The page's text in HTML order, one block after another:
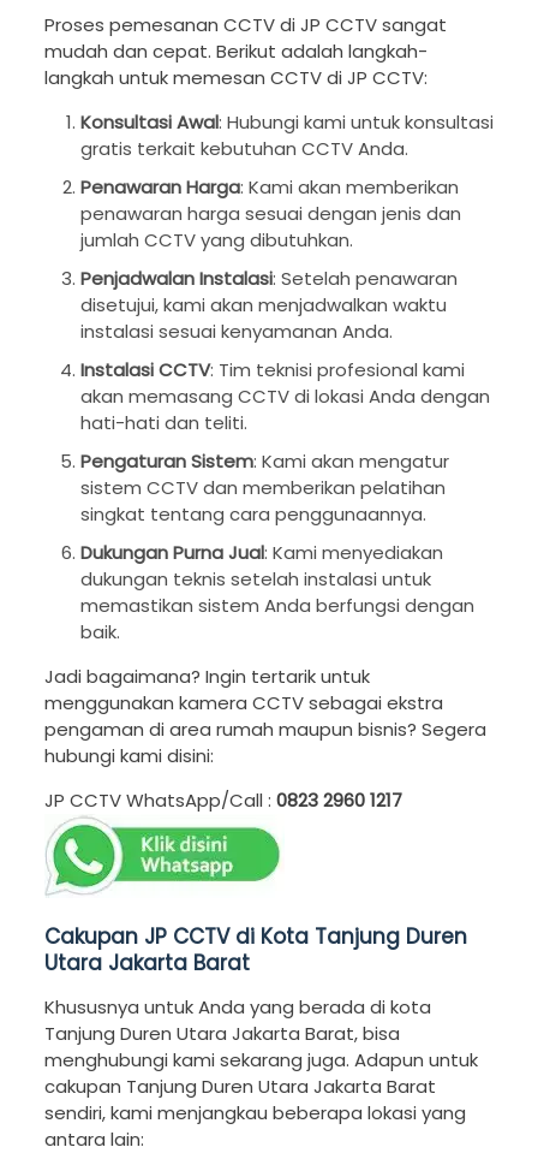
Proses pemesanan CCTV di JP CCTV sangat
mudah dan cepat. Berikut adalah langkah-
langkah untuk memesan CCTV di JP CCTV:
Konsultasi Awal: Hubungi kami untuk konsultasi
gratis terkait kebutuhan CCTV Anda.
Penawaran Harga: Kami akan memberikan
penawaran harga sesuai dengan jenis dan
jumlah CCTV yang dibutuhkan.
Penjadwalan Instalasi: Setelah penawaran
disetujui, kami akan menjadwalkan waktu
instalasi sesuai kenyamanan Anda.
Instalasi CCTV: Tim teknisi profesional kami
akan memasang CCTV di lokasi Anda dengan
hati-hati dan teliti.
Pengaturan Sistem: Kami akan mengatur
sistem CCTV dan memberikan pelatihan
singkat tentang cara penggunaannya.
Dukungan Purna Jual: Kami menyediakan
dukungan teknis setelah instalasi untuk
memastikan sistem Anda berfungsi dengan
baik.
Jadi bagaimana? Ingin tertarik untuk
menggunakan kamera CCTV sebagai ekstra
pengaman di area rumah maupun bisnis? Segera
hubungi kami disini:
JP CCTV WhatsApp/Call : 0823 2960 1217
Cakupan JP CCTV di Kota Tanjung Duren
Utara Jakarta Barat
Khususnya untuk Anda yang berada di kota
Tanjung Duren Utara Jakarta Barat, bisa
menghubungi kami sekarang juga. Adapun untuk
cakupan Tanjung Duren Utara Jakarta Barat
sendiri, kami menjangkau beberapa lokasi yang
antara lain: